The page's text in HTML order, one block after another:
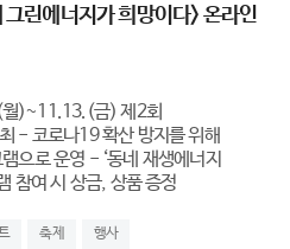
린에너지가 희망이다> 온라인
)~11.13.(금) 제2회
- 코로나19 확산 방지를 위해
으로 운영 - ‘동네 재생에너지
참여 시 상금, 상품 증정
축제 행사